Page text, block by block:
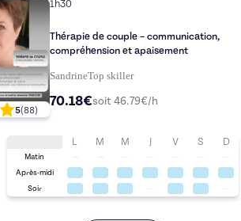
5(88)
1h30
Thérapie de couple – communication,
compréhension et apaisement
SandrineTop skiller
70.18€soit 46.79€/h
L M M J V S D
Matin
Après-midi
Soir